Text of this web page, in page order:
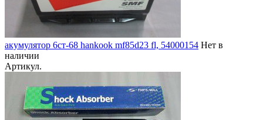
акумулятор 6ст-68 hankook mf85d23 fl, 54000154 Нет в
наличии
Артикул.